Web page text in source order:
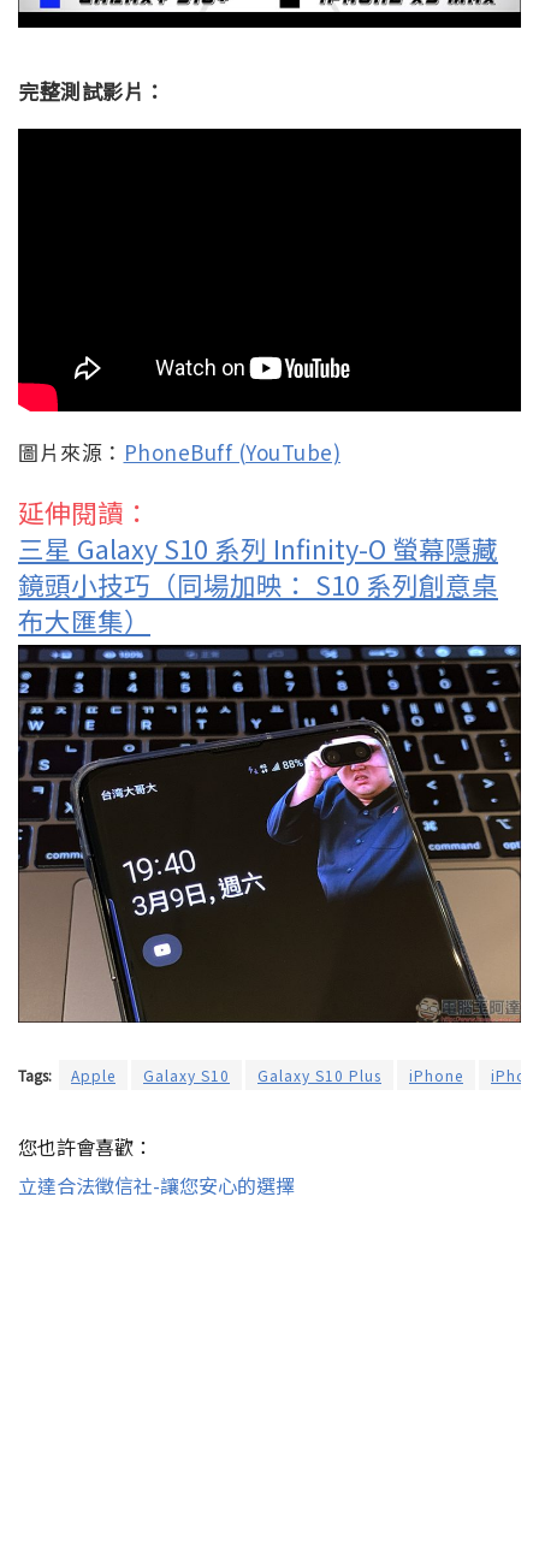
完整測試影片：
圖片來源： PhoneBuff (YouTube)
延伸閱讀：
三星 Galaxy S10 系列 Infinity-O 螢幕隱藏
鏡頭小技巧（同場加映： S10 系列創意桌
布大匯集）
Tags: Apple Galaxy S10 Galaxy S10 Plus iPhone
您也許會喜歡：
立達合法徵信社-讓您安心的選擇